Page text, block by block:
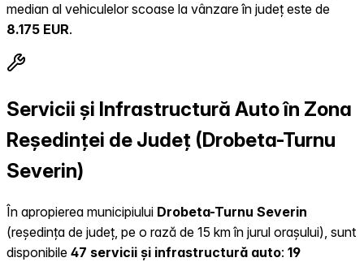
median al vehiculelor scoase la vânzare în județ este de
8.175 EUR.
Servicii și Infrastructură Auto în Zona
Reședinței de Județ (Drobeta-Turnu
Severin)
În apropierea municipiului Drobeta-Turnu Severin
(reședința de județ, pe o rază de 15 km în jurul orașului), sunt
disponibile 47 servicii și infrastructură auto: 19